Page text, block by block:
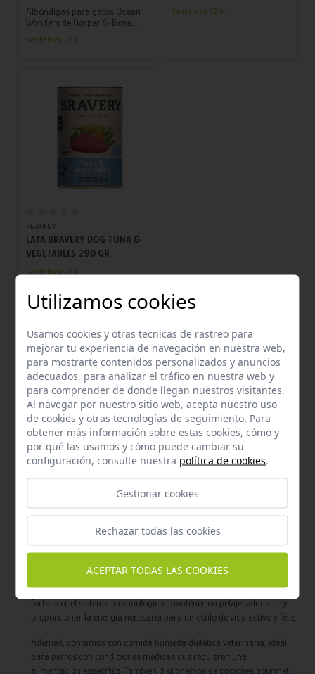
G – COMIDA HÚMEDA PARA
GATOS ADULTOS CON ATÚN,
PESCADO BLANCO, SALMÓN
Albóndigas para gatos Ocean
Wonders de Harper & Bone.
Deliciosas y suaves
albóndigas sin cereales están
de frutas y vegetales 100%
frescos y naturales; son
suaves, jugosas y deliciosas.
Recíbelo en 72 h.
Recíbelo en 72 h.
BRAVERY
LATA BRAVERY DOG TUNA &
VEGETABLES 290 GR
Recíbelo en 72 h.
Descubre en welovemascotas.comla mejor selección de comida
húmeda para perros, diseñada para ofrecer una alimentación
deliciosa, nutritiva y fácil de digerir para tu mascota. La comida
húmeda es una excelente opción para perros que necesitan mayor
hidratación, tienen dificultades para masticar o simplemente
disfrutan de sabores y texturas más jugosas y apetitosas.
En nuestra tienda online encontrarás una amplia variedad de recetas
elaboradas con ingredientes naturales y de alta calidad, sin
húmeda para perros incluye opciones para todas las edades,
alimentarias o problemas digestivos.
combinan sabor y beneficios nutricionales, garantizando que cada
bocado aporte proteínas, vitaminas y minerales esenciales para
fortalecer el sistema inmunológico, mantener un pelaje saludable y
proporcionar la energía necesaria para un estilo de vida activo y feliz.
Además, contamos con comida húmeda dietética veterinaria, ideal
para perros con condiciones médicas que requieren una
alimentación específica. También disponemos de opciones gourmet
Utilizamos cookies
Usamos cookies y otras tecnicas de rastreo para
mejorar tu experiencia de navegación en nuestra web,
para mostrarte contenidos personalizados y anuncios
adecuados, para analizar el tráfico en nuestra web y
para comprender de donde llegan nuestros visitantes.
Al navegar por nuestro sitio web, acepta nuestro uso
de cookies y otras tecnologías de seguimiento. Para
obtener más información sobre estas cookies, cómo y
por qué las usamos y cómo puede cambiar su
configuración, consulte nuestra política de cookies.
Gestionar cookies
Rechazar todas las cookies
ACEPTAR TODAS LAS COOKIES